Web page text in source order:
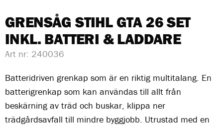
GRENSÅG STIHL GTA 26 SET
INKL. BATTERI & LADDARE
Art nr: 240036
Batteridriven grenkap som är en riktig multitalang. En
batterigrenkap som kan användas till allt från
beskärning av träd och buskar, klippa ner
trädgårdsavfall till mindre byggjobb. Utrustad med en